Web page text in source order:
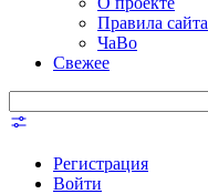
Правила сайта
ЧаВо
Свежее
Регистрация
Войти